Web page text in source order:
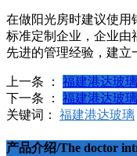
在做阳光房时建议使用
标准定制企业，企业由
先进的管理经验，建立
上一条 ：
福建港达玻
下一条 ：
福建港达玻
关键词： 福建港达玻璃
产品介绍/The doctor